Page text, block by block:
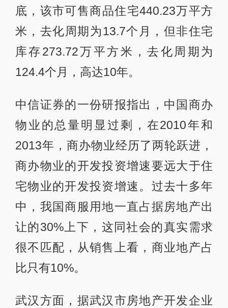
底，该市可售商品住宅440.23万平方
米，去化周期为13.7个月，但非住宅
库存273.72万平方米，去化周期为
124.4个月，高达10年。
中信证券的一份研报指出，中国商办
物业的总量明显过剩，在2010年和
2013年，商办物业经历了两轮跃进，
商办物业的开发投资增速要远大于住
宅物业的开发投资增速。过去十多年
中，我国商服用地一直占据房地产出
让的30%上下，这同社会的真实需求
很不匹配，从销售上看，商业地产占
比只有10%。
武汉方面，据武汉市房地产开发企业